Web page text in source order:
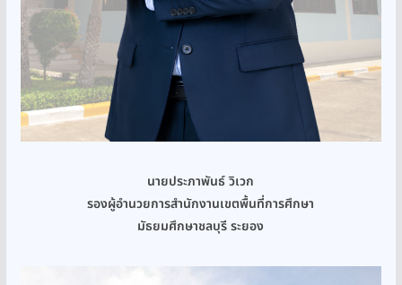
นายประภาพันธ์ วิเวก
รองผู้อำนวยการสำนักงานเขตพื้นที่การศึกษา
มัธยมศึกษาชลบุรี ระยอง